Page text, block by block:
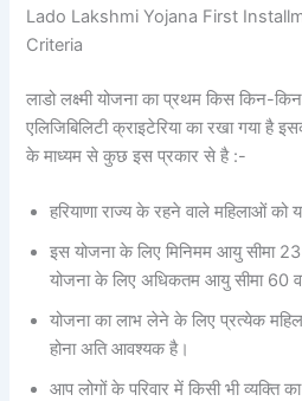
Lado Lakshmi Yojana First
Criteria
लाडो लक्ष्मी योजना का प्रथम किस किन-
एलिजिबिलिटी क्राइटेरिया का रखा गया है
के माध्यम से कुछ इस प्रकार से है :-
हरियाणा राज्य के रहने वाले महिलाओं को
इस योजना के लिए मिनिमम आयु सीमा
योजना के लिए अधिकतम आयु सीमा 60
योजना का लाभ लेने के लिए प्रत्येक
होना अति आवश्यक है।
आप लोगों के परिवार में किसी भी व्यक्ति